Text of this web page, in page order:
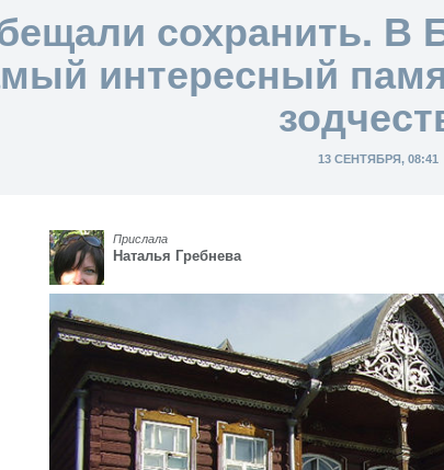
сохранить. В
интересный
13 СЕНТЯБРЯ, 08:41
Прислала
Наталья Гребнева